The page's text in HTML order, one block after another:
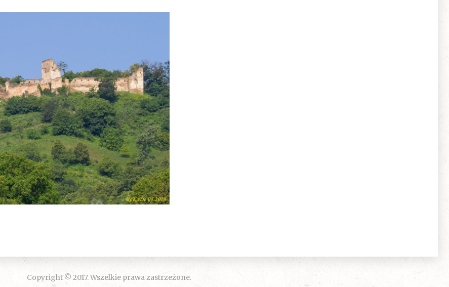
Copyright © 2017. Wszelkie prawa zastrzeżone.